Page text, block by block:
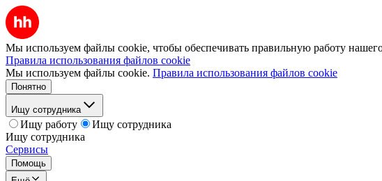
Мы используем файлы cookie, чтобы обеспечивать правильную работу нашего
Правила использования файлов cookie
Мы используем файлы cookie. Правила использования файлов cookie
Понятно
Ищу сотрудника
Ищу работу
Ищу сотрудника
Ищу сотрудника
Сервисы
Помощь